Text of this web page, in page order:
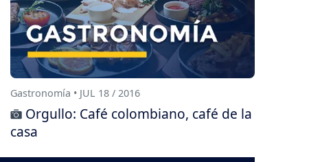
Gastronomía • JUL 18 / 2016
Orgullo: Café colombiano, café de la
casa